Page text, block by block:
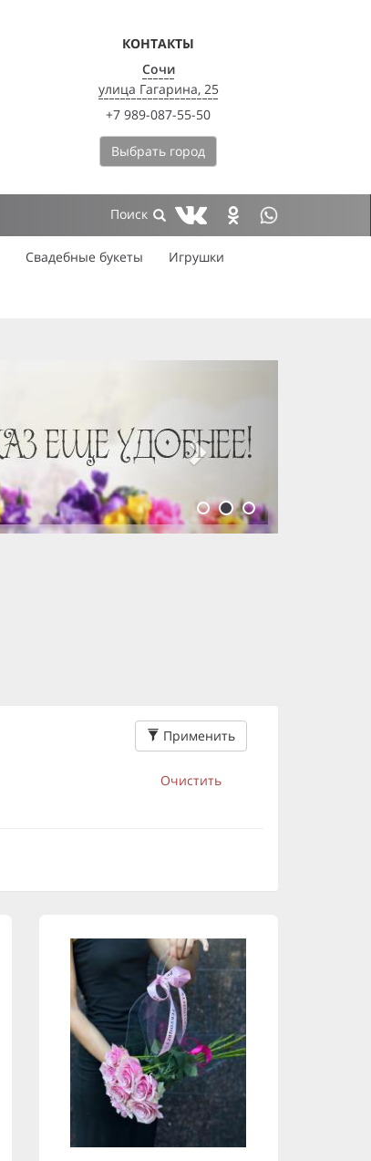
КОНТАКТЫ
Сочи
улица Гагарина, 25
+7 989-087-55-50
Выбрать город
Свадебные букеты Игрушки
Применить
Очистить